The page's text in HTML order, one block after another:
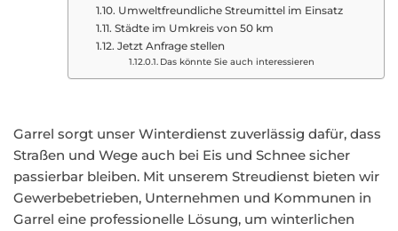
Umweltfreundliche Streumittel im Einsatz
Städte im Umkreis von 50 km
Jetzt Anfrage stellen
Das könnte Sie auch interessieren
Garrel sorgt unser Winterdienst zuverlässig dafür, dass
Straßen und Wege auch bei Eis und Schnee sicher
passierbar bleiben. Mit unserem Streudienst bieten wir
Gewerbebetrieben, Unternehmen und Kommunen in
Garrel eine professionelle Lösung, um winterlichen